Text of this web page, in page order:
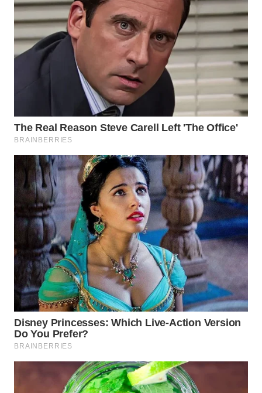
WN
BINTAN
WN
MANDALIKA
WN
LABUANBAJO
WN
BORNEO
Wahana
Media
Group
WAHANA
NEWS
WAHANA
TANI
WAHANA